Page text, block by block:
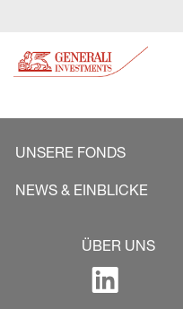
UNSERE FONDS
NEWS & EINBLICKE
ÜBER UNS